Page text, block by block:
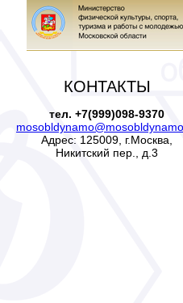
КОНТАКТЫ
тел. +7(999)098-9370
Адрес: 125009, г.Москва,
Никитский пер., д.3